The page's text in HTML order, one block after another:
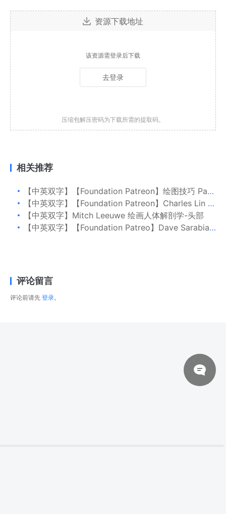
资源下载地址
该资源需登录后下载
去登录
压缩包解压密码为下载所需的提取码。
相关推荐
【中英双字】【Foundation Patreon】绘图技巧 Part 3：形式语言
【中英双字】【Foundation Patreon】Charles Lin 形式语言：车辆设计与迭代
【中英双字】Mitch Leeuwe 绘画人体解剖学-头部
【中英双字】【Foundation Patreo】Dave Sarabia 使用 3D 基元绘制环境素描：科幻建筑
评论留言
评论前请先 登录。